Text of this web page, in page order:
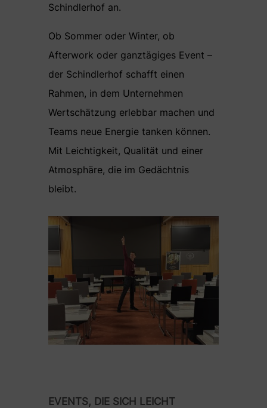
Schindlerhof an.
Ob Sommer oder Winter, ob
Afterwork oder ganztägiges Event –
der Schindlerhof schafft einen
Rahmen, in dem Unternehmen
Wertschätzung erlebbar machen und
Teams neue Energie tanken können.
Mit Leichtigkeit, Qualität und einer
Atmosphäre, die im Gedächtnis
bleibt.
EVENTS, DIE SICH LEICHT